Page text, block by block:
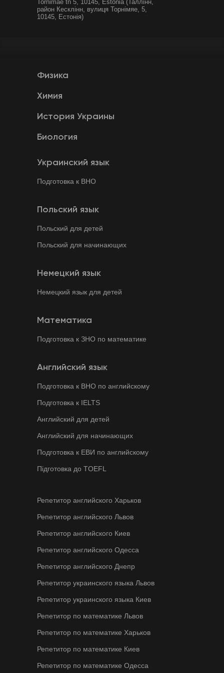
Tornimäe tn 5, 10145, Estonia (Таллінн,
район Кесклінн, вулиця Торнімяе, 5,
10145, Естонія)
Физика
Химия
История Украины
Биология
Украинский язык
Подготовка к ВНО
Польский язык
Польский для детей
Польский для начинающих
Немецкий язык
Немецкий язык для детей
Математика
Подготовка к ЗНО по математике
Английский язык
Подготовка к ВНО по английскому
Подготовка к IELTS
Английский для детей
Английский для начинающих
Подготовка к ЕВИ по английскому
Підготовка до ТOEFL
Репетитор английского Харьков
Репетитор английского Львов
Репетитор английского Киев
Репетитор английского Одесса
Репетитор английского Днепр
Репетитор украинского языка Львов
Репетитор украинского языка Киев
Репетитор по математике Львов
Репетитор по математике Харьков
Репетитор по математике Киев
Репетитор по математике Одесса